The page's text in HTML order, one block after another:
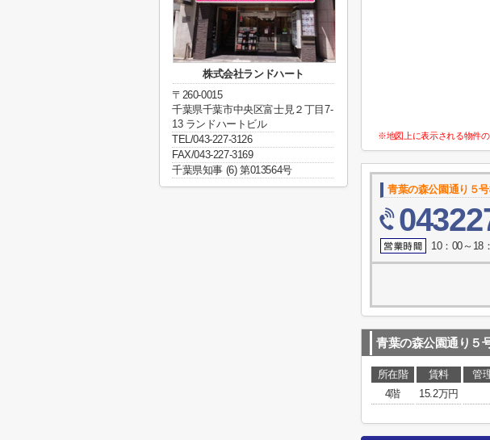
※地図上に表示される物件
青葉の森公園通り５
10：00～18
青葉の森公園通り５
所在階 賃料 管
4階
15.2万円
株式会社ランドハート
〒260-0015
千葉県千葉市中央区富士見２丁目7-
13 ランドハートビル
TEL/043-227-3126
FAX/043-227-3169
千葉県知事 (6) 第013564号